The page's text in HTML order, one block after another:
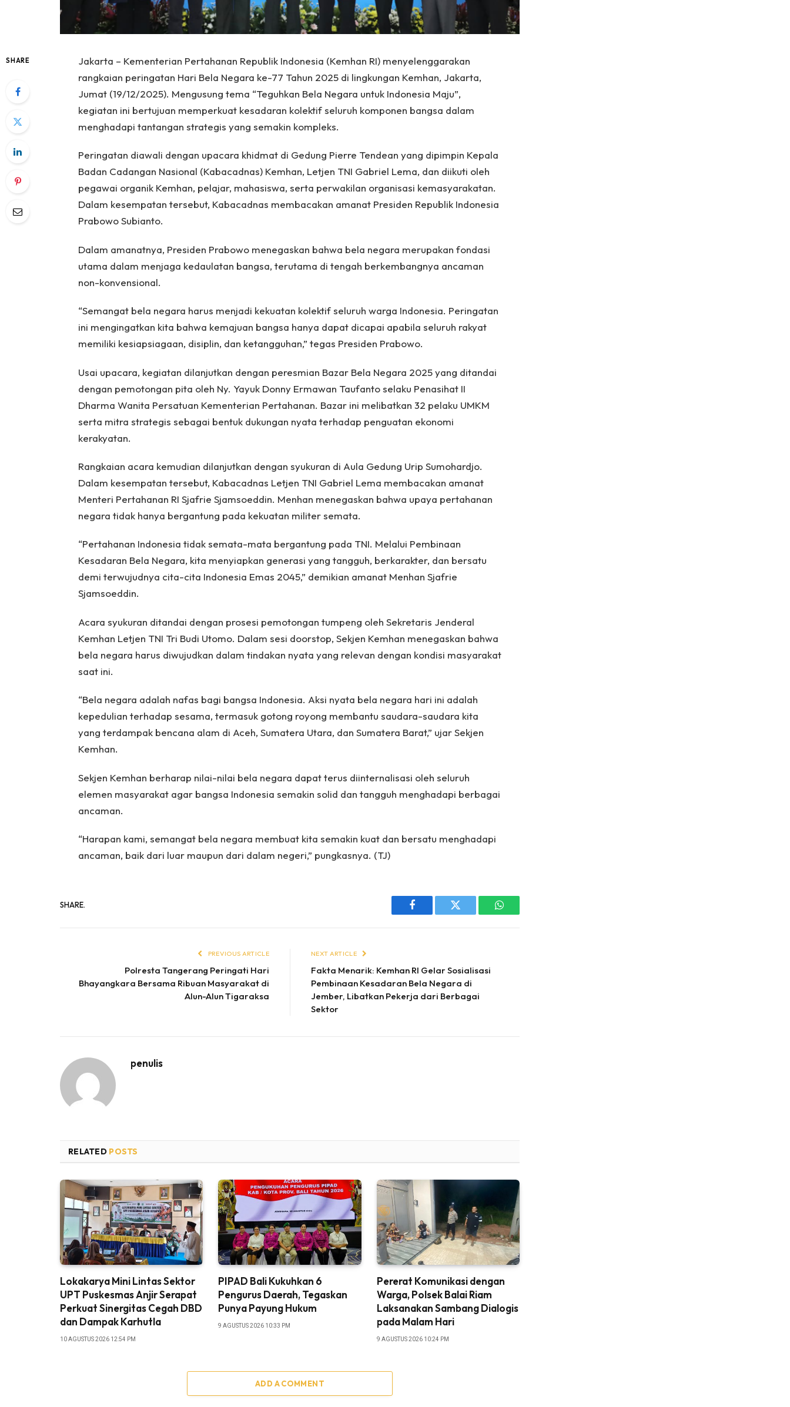
SHARE
Jakarta – Kementerian Pertahanan Republik Indonesia (Kemhan RI) menyelenggarakan
rangkaian peringatan Hari Bela Negara ke-77 Tahun 2025 di lingkungan Kemhan, Jakarta,
Jumat (19/12/2025). Mengusung tema “Teguhkan Bela Negara untuk Indonesia Maju”,
kegiatan ini bertujuan memperkuat kesadaran kolektif seluruh komponen bangsa dalam
menghadapi tantangan strategis yang semakin kompleks.
Peringatan diawali dengan upacara khidmat di Gedung Pierre Tendean yang dipimpin Kepala
Badan Cadangan Nasional (Kabacadnas) Kemhan, Letjen TNI Gabriel Lema, dan diikuti oleh
pegawai organik Kemhan, pelajar, mahasiswa, serta perwakilan organisasi kemasyarakatan.
Dalam kesempatan tersebut, Kabacadnas membacakan amanat Presiden Republik Indonesia
Prabowo Subianto.
Dalam amanatnya, Presiden Prabowo menegaskan bahwa bela negara merupakan fondasi
utama dalam menjaga kedaulatan bangsa, terutama di tengah berkembangnya ancaman
non-konvensional.
“Semangat bela negara harus menjadi kekuatan kolektif seluruh warga Indonesia. Peringatan
ini mengingatkan kita bahwa kemajuan bangsa hanya dapat dicapai apabila seluruh rakyat
memiliki kesiapsiagaan, disiplin, dan ketangguhan,” tegas Presiden Prabowo.
Usai upacara, kegiatan dilanjutkan dengan peresmian Bazar Bela Negara 2025 yang ditandai
dengan pemotongan pita oleh Ny. Yayuk Donny Ermawan Taufanto selaku Penasihat II
Dharma Wanita Persatuan Kementerian Pertahanan. Bazar ini melibatkan 32 pelaku UMKM
serta mitra strategis sebagai bentuk dukungan nyata terhadap penguatan ekonomi
kerakyatan.
Rangkaian acara kemudian dilanjutkan dengan syukuran di Aula Gedung Urip Sumohardjo.
Dalam kesempatan tersebut, Kabacadnas Letjen TNI Gabriel Lema membacakan amanat
Menteri Pertahanan RI Sjafrie Sjamsoeddin. Menhan menegaskan bahwa upaya pertahanan
negara tidak hanya bergantung pada kekuatan militer semata.
“Pertahanan Indonesia tidak semata-mata bergantung pada TNI. Melalui Pembinaan
Kesadaran Bela Negara, kita menyiapkan generasi yang tangguh, berkarakter, dan bersatu
demi terwujudnya cita-cita Indonesia Emas 2045,” demikian amanat Menhan Sjafrie
Sjamsoeddin.
Acara syukuran ditandai dengan prosesi pemotongan tumpeng oleh Sekretaris Jenderal
Kemhan Letjen TNI Tri Budi Utomo. Dalam sesi doorstop, Sekjen Kemhan menegaskan bahwa
bela negara harus diwujudkan dalam tindakan nyata yang relevan dengan kondisi masyarakat
saat ini.
“Bela negara adalah nafas bagi bangsa Indonesia. Aksi nyata bela negara hari ini adalah
kepedulian terhadap sesama, termasuk gotong royong membantu saudara-saudara kita
yang terdampak bencana alam di Aceh, Sumatera Utara, dan Sumatera Barat,” ujar Sekjen
Kemhan.
Sekjen Kemhan berharap nilai-nilai bela negara dapat terus diinternalisasi oleh seluruh
elemen masyarakat agar bangsa Indonesia semakin solid dan tangguh menghadapi berbagai
ancaman.
“Harapan kami, semangat bela negara membuat kita semakin kuat dan bersatu menghadapi
ancaman, baik dari luar maupun dari dalam negeri,” pungkasnya. (TJ)
SHARE.
Facebook Twitter WhatsApp
PREVIOUS ARTICLE
Polresta Tangerang Peringati Hari
Bhayangkara Bersama Ribuan Masyarakat di
Alun-Alun Tigaraksa
NEXT ARTICLE
Fakta Menarik: Kemhan RI Gelar Sosialisasi
Pembinaan Kesadaran Bela Negara di
Jember, Libatkan Pekerja dari Berbagai
Sektor
penulis
RELATED POSTS
Lokakarya Mini Lintas Sektor
UPT Puskesmas Anjir Serapat
Perkuat Sinergitas Cegah DBD
dan Dampak Karhutla
10 AGUSTUS 2026 12:54 PM
PIPAD Bali Kukuhkan 6
Pengurus Daerah, Tegaskan
Punya Payung Hukum
9 AGUSTUS 2026 10:33 PM
Pererat Komunikasi dengan
Warga, Polsek Balai Riam
Laksanakan Sambang Dialogis
pada Malam Hari
9 AGUSTUS 2026 10:24 PM
ADD A COMMENT